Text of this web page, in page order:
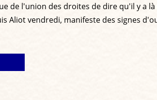
de l'union des droites de dire qu'il y a
Aliot vendredi, manifeste des signes